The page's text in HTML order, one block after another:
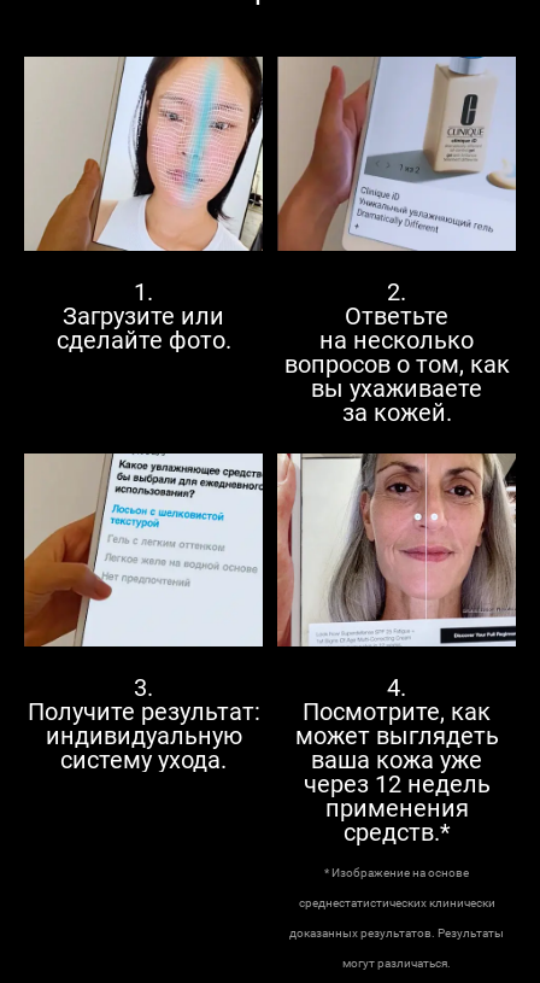
1.
Загрузите или
сделайте фото.
2.
Ответьте
на несколько
вопросов о том, как
вы ухаживаете
за кожей.
3.
Получите результат:
индивидуальную
систему ухода.
4.
Посмотрите, как
может выглядеть
ваша кожа уже
через 12 недель
применения
средств.*
* Изображение на основе
среднестатистических клинически
доказанных результатов. Результаты
могут различаться.